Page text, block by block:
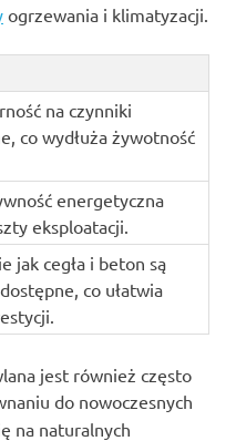
ogrzewania i klimatyzacji.
na czynniki
co wydłuża żywotność
energetyczna
eksploatacji.
jak cegła i beton są
co ułatwia
jest również często
do nowoczesnych
na naturalnych